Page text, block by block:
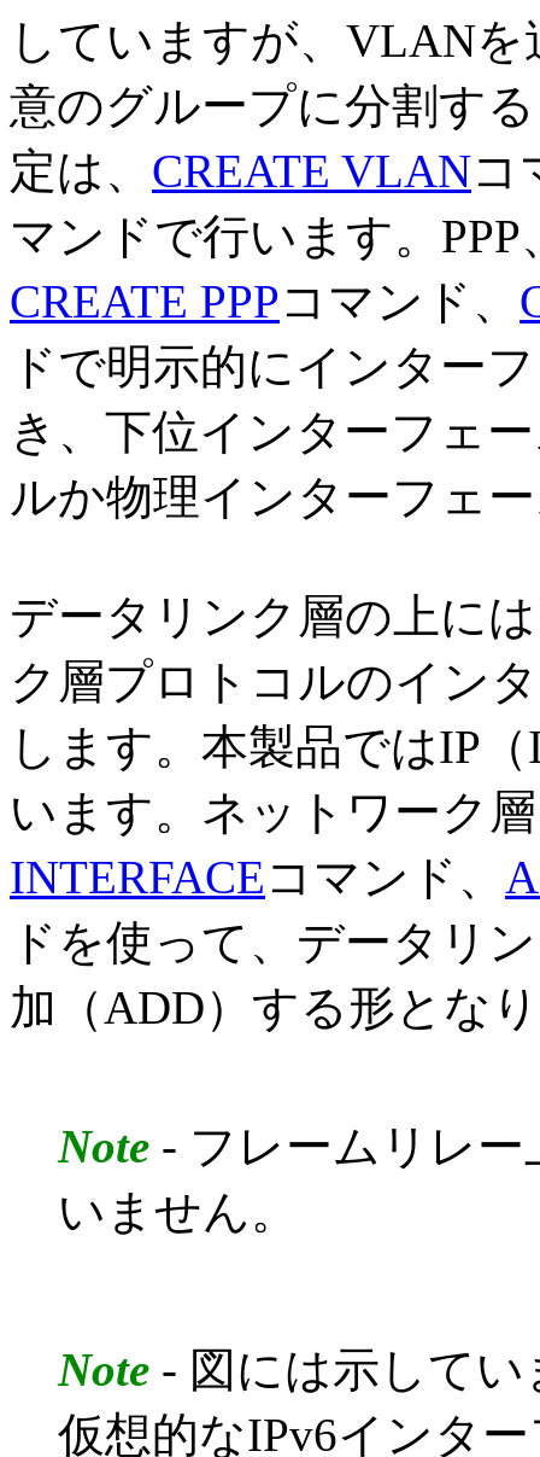
していますが、VLAN
意のグループに分割す
定は、 CREATE VLANコ
マンドで行います。
CREATE PPPコマンド、
ドで明示的にインター
き、下位インターフェ
ルか物理インターフェ
データリンク層の上に
ク層プロトコルのイン
します。本製品ではIP
います。ネットワーク
INTERFACEコマンド、
ドを使って、データリ
加（ADD）する形とな
Note - フレームリレ
いません。
Note - 図には示して
仮想的なIPv6インタ